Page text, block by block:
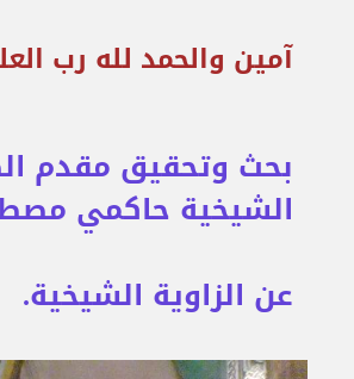
آمين والحمد لله رب
بحث وتحقيق مقدم
الشيخية حاكمي
عن الزاوية الشيخية.